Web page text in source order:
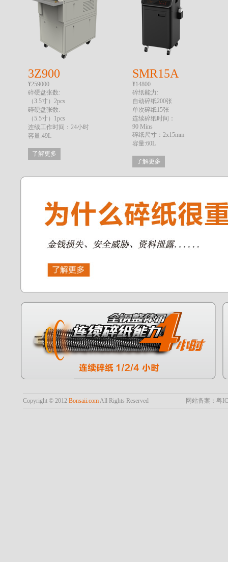
3Z900
¥259000
碎硬盘张数:
（3.5寸）2pcs
碎硬盘张数:
（5.5寸）1pcs
连续工作时间：24小时
容量:49L
了解更多
SMR15A
¥14800
碎纸能力:
自动碎纸200张
单次碎纸15张
连续碎纸时间：
90 Mins
碎纸尺寸：2x15mm
容量:60L
了解更多
Copyright © 2012 Bonsaii.comAll Rights Reserved 网站备案：粤